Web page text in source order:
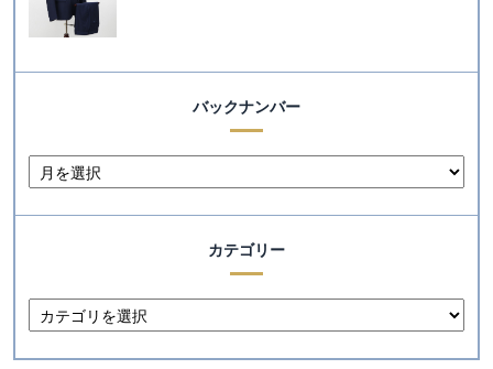
バックナンバー
カテゴリー